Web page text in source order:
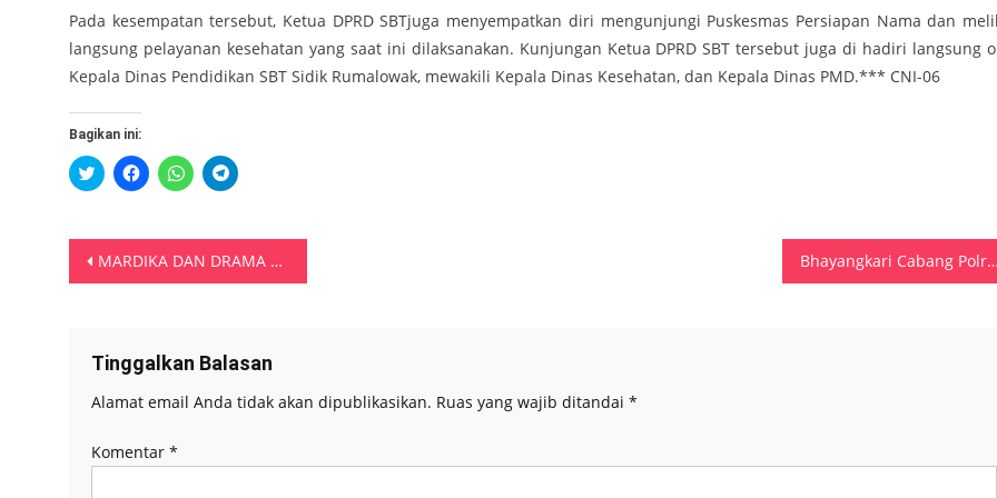
Pada kesempatan tersebut, Ketua DPRD SBTjuga menyempatkan diri mengunjungi Puskesmas Persiapan Nama dan
langsung pelayanan kesehatan yang saat ini dilaksanakan. Kunjungan Ketua DPRD SBT tersebut juga di hadiri langsung
Kepala Dinas Pendidikan SBT Sidik Rumalowak, mewakili Kepala Dinas Kesehatan, dan Kepala Dinas PMD.*** CNI-06
Bagikan ini:
Klik
untuk
di
jendela
yang
baru)
Klik
untuk
di
jendela
yang
baru)
Klik
untuk
di
jendela
yang
baru)
Klik
untuk
di
jendela
yang
baru)
Navigasi
MARDIKA DAN DRAMA PENJABAT WALIKOTA AMBON Bhayangkari Cabang Polres SBB Salurkan Bantuan di Huamual Belakang
Tinggalkan Balasan
Alamat email Anda tidak akan dipublikasikan. Ruas yang wajib ditandai *
Komentar *